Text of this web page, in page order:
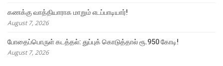
கணக்கு வாத்தியாராக மாறும் எடப்பாடியார்!
August 7, 2026
போதைப்பொருள் கடத்தல்: துப்புக் கொடுத்தால் ரூ.950 கோடி!
August 7, 2026